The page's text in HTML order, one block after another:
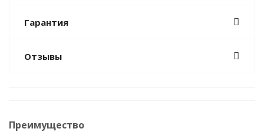
Гарантия
Отзывы
Преимущество